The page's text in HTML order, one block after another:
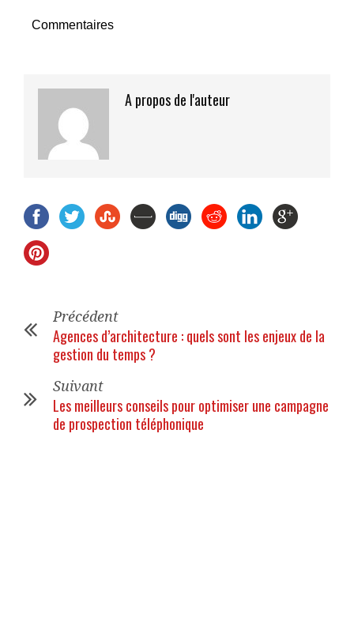
Commentaires
A propos de l'auteur
Précédent
Agences d’architecture : quels sont les enjeux de la
gestion du temps ?
Suivant
Les meilleurs conseils pour optimiser une campagne
de prospection téléphonique